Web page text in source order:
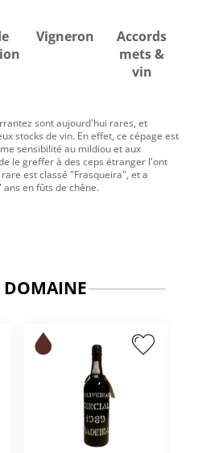
Vigneron
Accords
mets &
vin
sont aujourd'hui rares, et
stocks de vin. En effet, ce cépage est
sensibilité au mildiou et aux
le greffer à des ceps étranger l'ont
est classé "Frasqueira", et a
en fûts de chêne.
DOMAINE